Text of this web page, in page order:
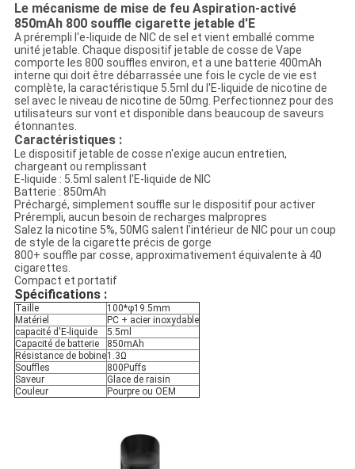
Le mécanisme de mise de feu Aspiration-activé
850mAh 800 souffle cigarette jetable d'E
A prérempli l'e-liquide de NIC de sel et vient emballé comme
unité jetable. Chaque dispositif jetable de cosse de Vape
comporte les 800 souffles environ, et a une batterie 400mAh
interne qui doit être débarrassée une fois le cycle de vie est
complète, la caractéristique 5.5ml du l'E-liquide de nicotine de
sel avec le niveau de nicotine de 50mg. Perfectionnez pour des
utilisateurs sur vont et disponible dans beaucoup de saveurs
étonnantes.
Caractéristiques :
Le dispositif jetable de cosse n'exige aucun entretien,
chargeant ou remplissant
E-liquide : 5.5ml salent l'E-liquide de NIC
Batterie : 850mAh
Préchargé, simplement souffle sur le dispositif pour activer
Prérempli, aucun besoin de recharges malpropres
Salez la nicotine 5%, 50MG salent l'intérieur de NIC pour un coup
de style de la cigarette précis de gorge
800+ souffle par cosse, approximativement équivalente à 40
cigarettes.
Compact et portatif
Spécifications :
Taille
100*φ19.5mm
Matériel
PC + acier inoxydable
capacité d'E-liquide
5.5ml
Capacité de batterie
850mAh
Résistance de bobine1.3Ω
Souffles
800Puffs
Saveur
Glace de raisin
Couleur
Pourpre ou OEM